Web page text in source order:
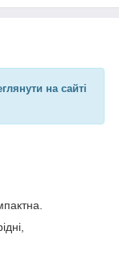
на сайті